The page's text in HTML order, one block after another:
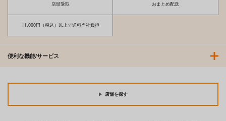
店頭受取 おまとめ配送
11,000円（税込）以上で送料当社負担
便利な機能/サービス
店舗を探す